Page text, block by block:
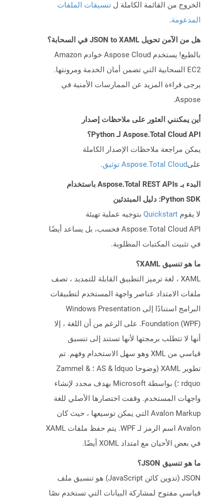
الخروج من القائمة الكاملة ل تنسيقات الملفات
المدعومة.
هل من الآمن تحويل JSON to XAML في السحابة؟
بالطبع! يستخدم Aspose Cloud خوادم Amazon
EC2 السحابية التي تضمن أمان الخدمة ومرونتها.
يرجى قراءة المزيد عن الممارسات الأمنية في
Aspose.
أين يمكنني العثور على ملاحظات إصدار
Aspose.Total Cloud API لـ Python؟
يمكن مراجعة ملاحظات الإصدار الكاملة
علىAspose.Total Cloud توثيق .
البدء بـ Aspose.Total REST APIs باستخدام
Python SDK: دليل المبتدئين
لا يقوم Quickstart بتوجيه عملية تهيئة
Aspose.Total Cloud API فحسب، بل يساعد أيضًا
في تثبيت المكتبات المطلوبة.
ما هو تنسيق XAML؟
XAML ، لغة ترميز التطبيق القابلة للتمديد ، تصف
ملفات الامتداد عناصر واجهة المستخدم لتطبيقات
البرامج استنادًا إلى Windows Presentation
Foundation (WPF). على الرغم من أن اللغة ، إلا
أنها لا تتطلب برمجتها لأنها تستند إلى تنسيق
قياسي من XML وهو سهل الاستخدام وفهم. تم
تطوير XAML (وضوحا AS & ldquo ؛ Zammel &
rdquo ؛) بواسطة Microsoft بهدف محدد لإنشاء
واجهات المستخدم. وقفت اختصارها الأصلي للغة
Avalon Markup التي يمكن توسيعها ، حيث كان
Avalon اسم الرمز لـ WPF. يتم حفظ ملفات XAML
في بعض الأحيان مع امتداد XOML أيضًا.
ما هو تنسيق JSON؟
JSON (تدوين كائن JavaScript) هو تنسيق ملف
قياسي مفتوح لمشاركة البيانات التي تستخدم نصًا